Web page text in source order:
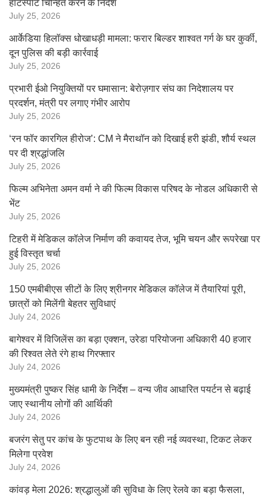
हॉटस्पॉट चिन्हित करने के निर्देश
July 25, 2026
आर्केडिया हिलॉक्स धोखाधड़ी मामला: फरार बिल्डर शाश्वत गर्ग के घर कुर्की,
दून पुलिस की बड़ी कार्रवाई
July 25, 2026
प्रभारी ईओ नियुक्तियों पर घमासान: बेरोज़गार संघ का निदेशालय पर
प्रदर्शन, मंत्री पर लगाए गंभीर आरोप
July 25, 2026
‘रन फॉर कारगिल हीरोज’: CM ने मैराथॉन को दिखाई हरी झंडी, शौर्य स्थल
पर दी श्रद्धांजलि
July 25, 2026
फिल्म अभिनेता अमन वर्मा ने की फिल्म विकास परिषद के नोडल अधिकारी से
भेंट
July 25, 2026
टिहरी में मेडिकल कॉलेज निर्माण की कवायद तेज, भूमि चयन और रूपरेखा पर
हुई विस्तृत चर्चा
July 25, 2026
150 एमबीबीएस सीटों के लिए श्रीनगर मेडिकल कॉलेज में तैयारियां पूरी,
छात्रों को मिलेंगी बेहतर सुविधाएं
July 24, 2026
बागेश्वर में विजिलेंस का बड़ा एक्शन, उरेडा परियोजना अधिकारी 40 हजार
की रिश्वत लेते रंगे हाथ गिरफ्तार
July 24, 2026
मुख्यमंत्री पुष्कर सिंह धामी के निर्देश – वन्य जीव आधारित पयर्टन से बढ़ाई
जाए स्थानीय लोगों की आर्थिकी
July 24, 2026
बजरंग सेतु पर कांच के फुटपाथ के लिए बन रही नई व्यवस्था, टिकट लेकर
मिलेगा प्रवेश
July 24, 2026
कांवड़ मेला 2026: श्रद्धालुओं की सुविधा के लिए रेलवे का बड़ा फैसला,